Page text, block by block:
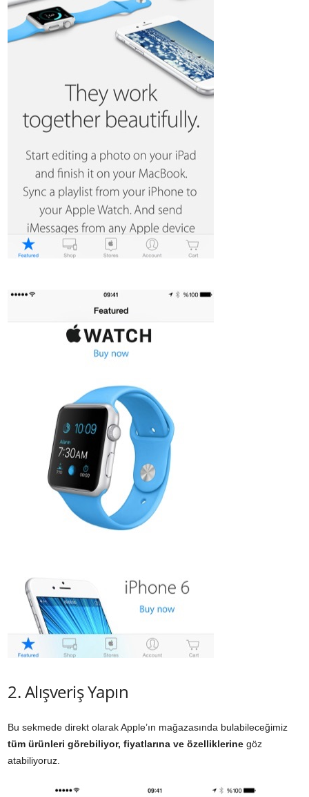
2. Alışveriş Yapın
Bu sekmede direkt olarak Apple’ın mağazasında bulabileceğimiz
tüm ürünleri görebiliyor, fiyatlarına ve özelliklerine göz
atabiliyoruz.